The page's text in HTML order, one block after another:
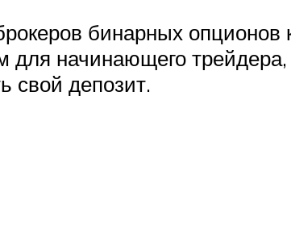
бинарных опционов
для начинающего
свой депозит.